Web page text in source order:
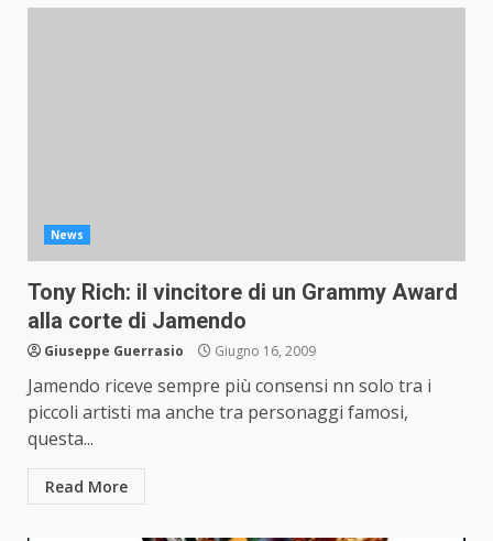
News
Tony Rich: il vincitore di un Grammy Award
alla corte di Jamendo
Giuseppe Guerrasio Giugno 16, 2009
Jamendo riceve sempre più consensi nn solo tra i
piccoli artisti ma anche tra personaggi famosi,
questa...
Read More